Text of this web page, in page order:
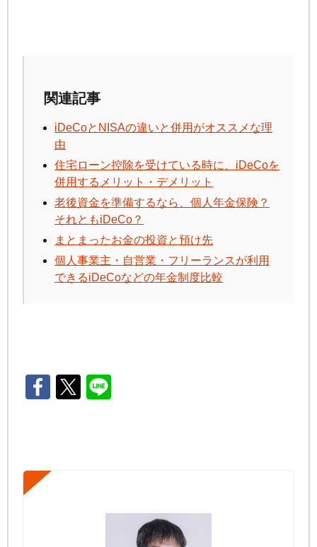
関連記事
iDeCoとNISAの違いと併用がオススメな理
由
住宅ローン控除を受けている時に、 iDeCoを
併用するメリット・デメリット
老後資金を準備するなら、個人年金保険？
それともiDeCo ？
まとまったお金の投資と預け先
個人事業主・自営業・フリーランスが利用
できるiDeCoなどの年金制度比較